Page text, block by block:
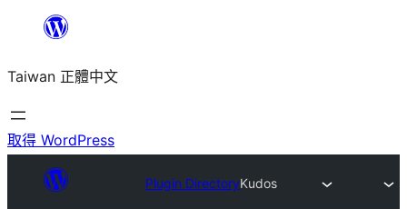
主
要
內
Taiwan 正體中文
取得 WordPress
Plugin DirectoryKudos